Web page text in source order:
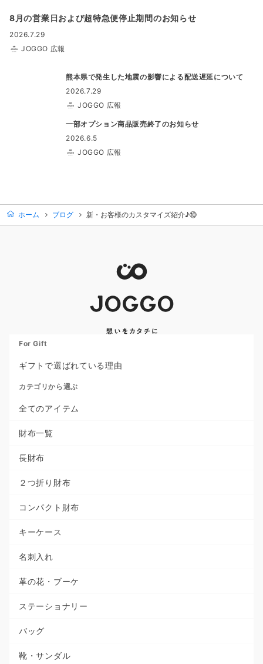
8月の営業日および超特急便停止期間のお知らせ
2026.7.29
JOGGO 広報
熊本県で発生した地震の影響による配送遅延について
2026.7.29
JOGGO 広報
一部オプション商品販売終了のお知らせ
2026.6.5
JOGGO 広報
ホーム ブログ 新・お客様のカスタマイズ紹介♪⑩
For Gift
ギフトで選ばれている理由
カテゴリから選ぶ
全てのアイテム
財布一覧
長財布
２つ折り財布
コンパクト財布
キーケース
名刺入れ
革の花・ブーケ
ステーショナリー
バッグ
靴・サンダル